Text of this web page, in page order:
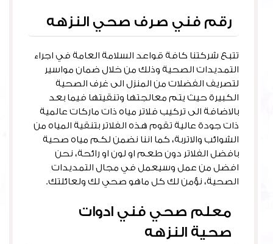
رقم فني صرف صحي النزهه
تتبع شركتنا كافة قواعد السلامة العامة في اجراء
التمديدات الصحية وذلك من خلال ضمان مواسير
لتصريف الفضلات من المنزل الى غرف الصحية
الكبيرة حيث يتم معالجتها وتنقيتها فيما بعد
بالاضافة الى تركيب فلاتر مياه ذات ماركات عالمية
ذات جودة عالية تقوم هذه الفلاتر بتنقية المياه من
الشوائب والاتربة، كما اننا نضمن لكم مياه صحية
بافضل الفلاتر دون طعم او لون او رائحة، نحن
افضل من عمل وسيعمل في مجال التمديدات
الصحية، نؤمن لك كل ماهو صحي لك ولعائلتك.
معلم صحي فني ادوات
صحية النزهه